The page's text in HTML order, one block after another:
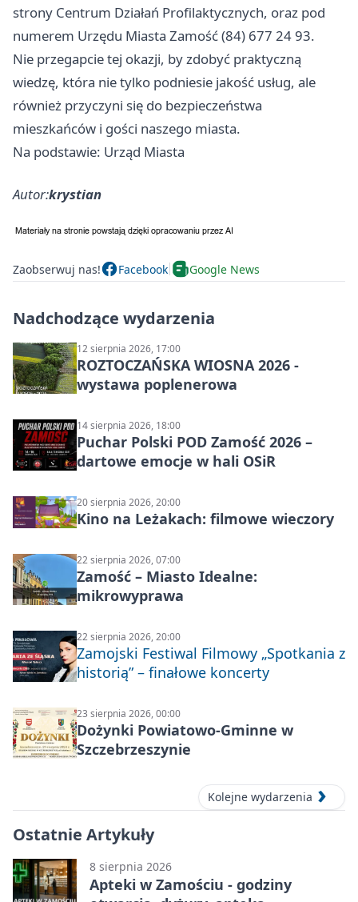
strony Centrum Działań Profilaktycznych, oraz pod
numerem Urzędu Miasta Zamość (84) 677 24 93.
Nie przegapcie tej okazji, by zdobyć praktyczną
wiedzę, która nie tylko podniesie jakość usług, ale
również przyczyni się do bezpieczeństwa
mieszkańców i gości naszego miasta.
Na podstawie: Urząd Miasta
Autor:krystian
Zaobserwuj nas! Facebook Google News
Nadchodzące wydarzenia
12 sierpnia 2026, 17:00
ROZTOCZAŃSKA WIOSNA 2026 -
wystawa poplenerowa
14 sierpnia 2026, 18:00
Puchar Polski POD Zamość 2026 –
dartowe emocje w hali OSiR
20 sierpnia 2026, 20:00
Kino na Leżakach: filmowe wieczory
22 sierpnia 2026, 07:00
Zamość – Miasto Idealne:
mikrowyprawa
22 sierpnia 2026, 20:00
Zamojski Festiwal Filmowy „Spotkania z
historią” – finałowe koncerty
23 sierpnia 2026, 00:00
Dożynki Powiatowo-Gminne w
Szczebrzeszynie
Kolejne wydarzenia
Ostatnie Artykuły
8 sierpnia 2026
Apteki w Zamościu - godziny